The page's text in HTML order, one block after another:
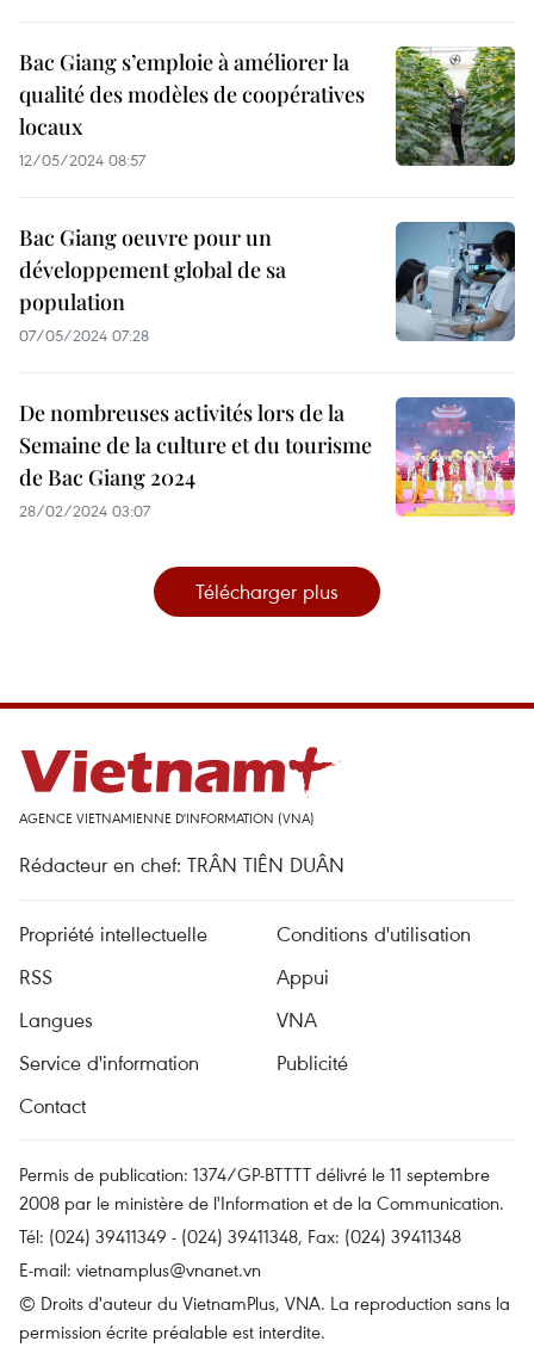
Bac Giang s’emploie à améliorer la
qualité des modèles de coopératives
locaux
12/05/2024 08:57
Bac Giang oeuvre pour un
développement global de sa
population
07/05/2024 07:28
De nombreuses activités lors de la
Semaine de la culture et du tourisme
de Bac Giang 2024
28/02/2024 03:07
Télécharger plus
AGENCE VIETNAMIENNE D'INFORMATION (VNA)
Rédacteur en chef: TRÂN TIÊN DUÂN
Propriété intellectuelle
Conditions d'utilisation
RSS
Appui
Langues
VNA
Service d'information
Publicité
Contact
Permis de publication: 1374/GP-BTTTT délivré le 11 septembre
2008 par le ministère de l'Information et de la Communication.
Tél: (024) 39411349 - (024) 39411348, Fax: (024) 39411348
E-mail: vietnamplus@vnanet.vn
© Droits d'auteur du VietnamPlus, VNA. La reproduction sans la
permission écrite préalable est interdite.